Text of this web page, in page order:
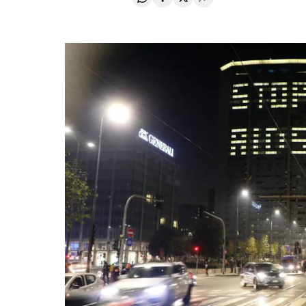
Compartir en Whatsapp
Compartir en Facebook
Compartir en Twitter
Desplegar Redes